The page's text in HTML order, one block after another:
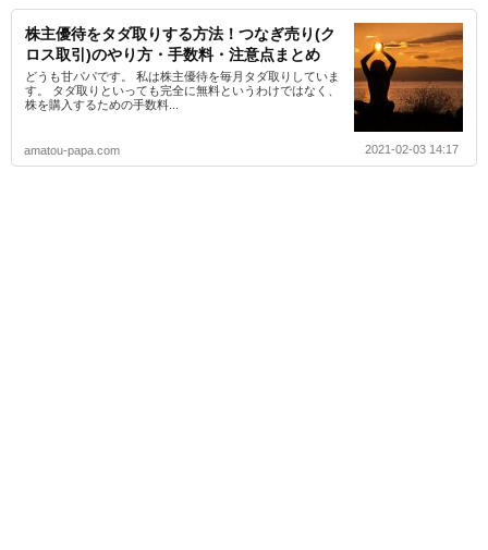
株主優待をタダ取りする方法！つなぎ売り(ク
ロス取引)のやり方・手数料・注意点まとめ
どうも甘パパです。 私は株主優待を毎月タダ取りしていま
す。 タダ取りといっても完全に無料というわけではなく、
株を購入するための手数料...
amatou-papa.com 2021-02-03 14:17